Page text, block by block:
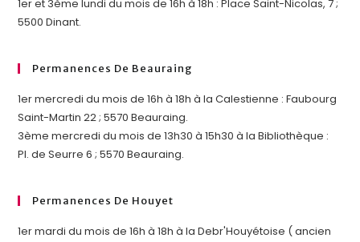
1er et 3ème lundi du mois de 16h à 18h : Place Saint-Nicolas, 7 ;
5500 Dinant.
Permanences De Beauraing
1er mercredi du mois de 16h à 18h à la Calestienne : Faubourg
Saint-Martin 22 ; 5570 Beauraing.
3ème mercredi du mois de 13h30 à 15h30 à la Bibliothèque :
Pl. de Seurre 6 ; 5570 Beauraing.
Permanences De Houyet
1er mardi du mois de 16h à 18h à la Debr'Houyétoise ( ancien